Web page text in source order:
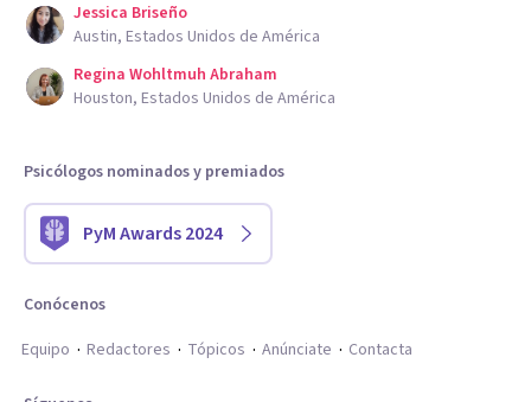
Jessica Briseño
Austin, Estados Unidos de América
Regina Wohltmuh Abraham
Houston, Estados Unidos de América
Psicólogos nominados y premiados
PyM Awards 2024
Conócenos
Equipo
Redactores Tópicos Anúnciate Contacta